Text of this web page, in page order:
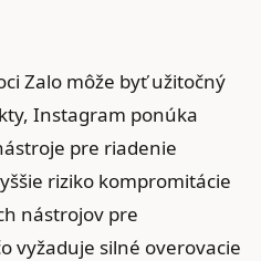
Zalo môže byť užitočný
Instagram ponúka
pre riadenie
riziko kompromitácie
nástrojov pre
vyžaduje silné overovacie